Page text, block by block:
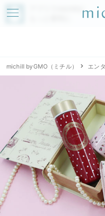
アプリでmichillが
michill byGMO（ミチル） エン